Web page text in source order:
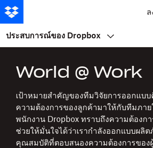
ประสบการณ์ของ Dropbox
World @ Work
เป้าหมายสำคัญของทีมวิจัยการออกแบ
ความต้องการของลูกค้ามาให้กับทีมภาย
พนักงาน Dropbox ทราบถึงความต้องก
ช่วยให้มั่นใจได้ว่าเรากำลังออกแบบผลิ
คุณสมบัติที่ตอบสนองความต้องการของ